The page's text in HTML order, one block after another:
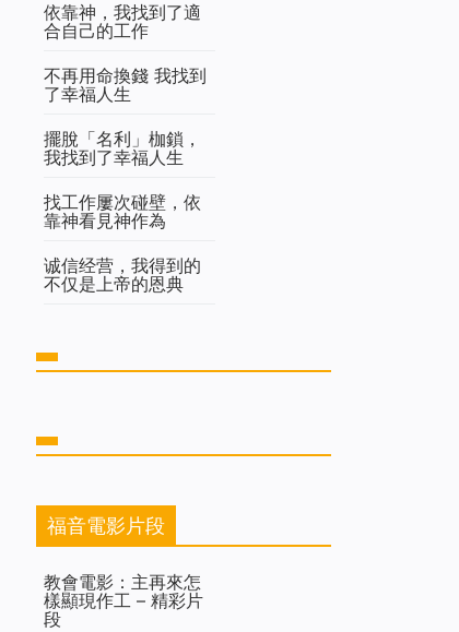
依靠神，我找到了適
合自己的工作
不再用命換錢 我找到
了幸福人生
擺脫「名利」枷鎖，
我找到了幸福人生
找工作屢次碰壁，依
靠神看見神作為
诚信经营，我得到的
不仅是上帝的恩典
福音電影片段
教會電影：主再來怎
樣顯現作工 – 精彩片
段